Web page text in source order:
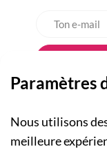
Paramètres
Nous utilisons
meilleure